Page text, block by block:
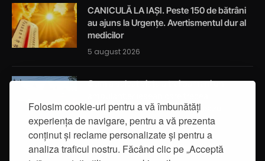
Folosim cookie-uri pentru a vă îmbunătăți
experiența de navigare, pentru a vă prezenta
conținut și reclame personalizate și pentru a
analiza traficul nostru. Făcând clic pe „Acceptă
CANICULĂ LA IAȘI. Peste 150 de bătrâni
au ajuns la Urgențe. Avertismentul dur al
medicilor
5 august 2026
Cum a salvat viața a trei oameni un
întâmplător prin localitatea Breazu
5 august 2026